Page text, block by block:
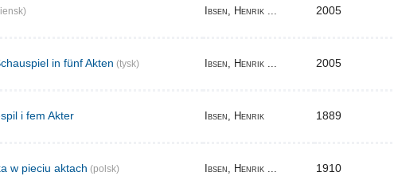
Ibsen, Henrik ... 2005
in fünf Akten (tysk) Ibsen, Henrik ... 2005
i fem Akter Ibsen, Henrik 1889
w pieciu aktach (polsk) Ibsen, Henrik ... 1910